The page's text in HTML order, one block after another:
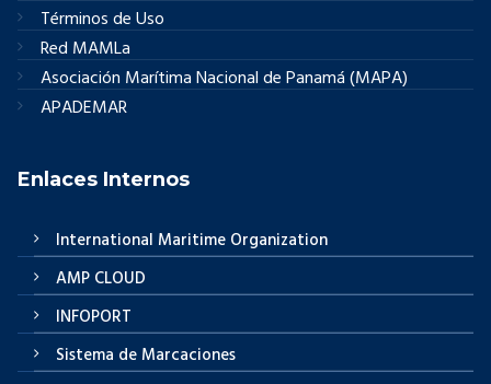
Términos de Uso
Red MAMLa
Asociación Marítima Nacional de Panamá (MAPA)
APADEMAR
Enlaces Internos
International Maritime Organization
AMP CLOUD
INFOPORT
Sistema de Marcaciones